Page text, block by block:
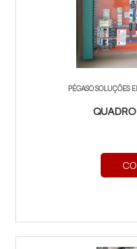
PÉGASO SOLUÇÕES